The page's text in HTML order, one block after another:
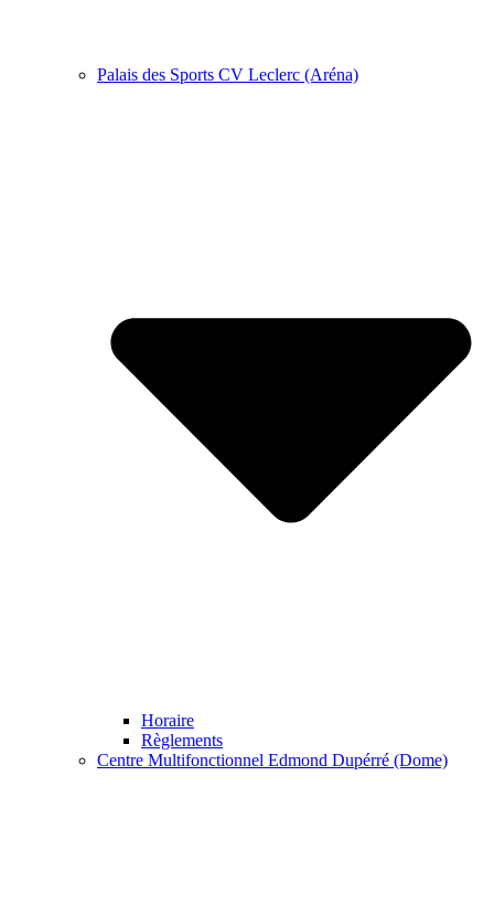
Palais des Sports CV Leclerc (Aréna)
Horaire
Règlements
Centre Multifonctionnel Edmond Dupérré (Dome)